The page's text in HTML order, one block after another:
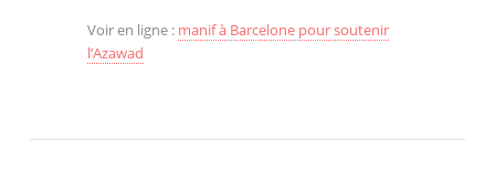
Voir en ligne : manif à Barcelone pour soutenir
l’Azawad